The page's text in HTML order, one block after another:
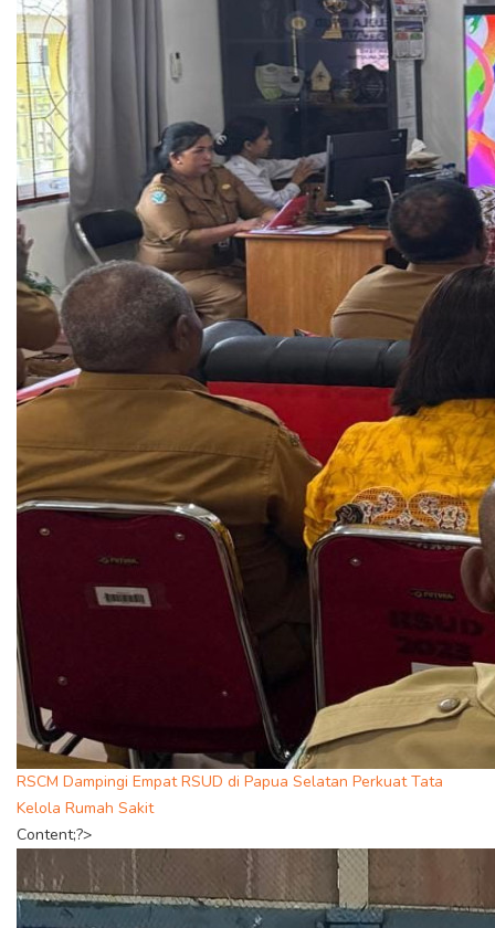
RSCM Dampingi Empat RSUD di Papua Selatan Perkuat Tata
Kelola Rumah Sakit
Content;?>